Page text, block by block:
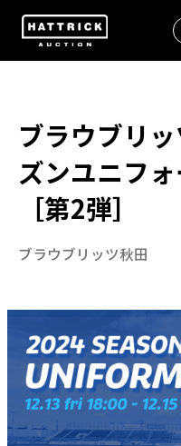
ブラウブリ
ズンユニフ
［第2弾］
ブラウブリッツ秋田